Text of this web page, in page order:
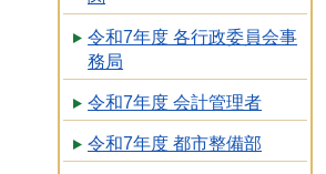
令和7年度 各行政委員会事
務局
令和7年度 会計管理者
令和7年度 都市整備部